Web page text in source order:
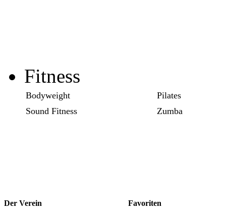
Fitness
Bodyweight
Pilates
Sound Fitness
Zumba
Der Verein Favoriten